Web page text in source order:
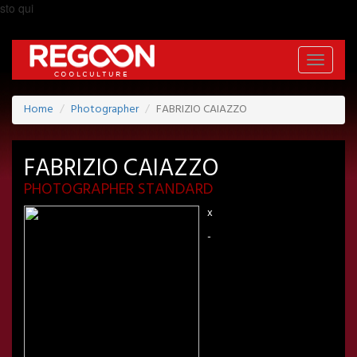
sto qui
Toggle
Home
Photographer FABRIZIO CAIAZZO
FABRIZIO CAIAZZO
PHOTOGRAPHER STANDARD
x
-